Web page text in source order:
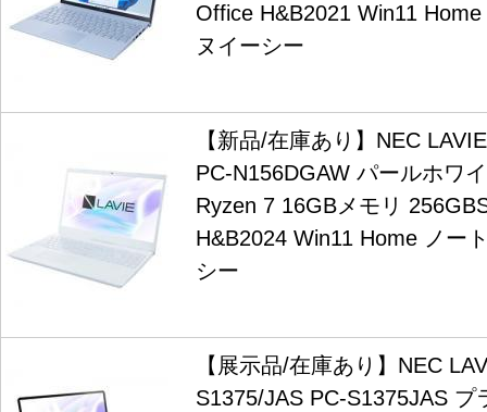
Office H&B2021 Win11
ヌイーシー
【新品/在庫あり】NEC
PC-N156DGAW パールホワ
Ryzen 7 16GBメモリ
H&B2024 Win11 Home ノー
シー
【展示品/在庫あり】NEC
S1375/JAS PC-S1375JAS プ